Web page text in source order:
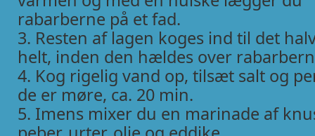
rabarberne på et fad.
3. Resten af lagen koges ind til det
helt, inden den hældes over
4. Kog rigelig vand op, tilsæt salt og
de er møre, ca. 20 min.
5. Imens mixer du en marinade af